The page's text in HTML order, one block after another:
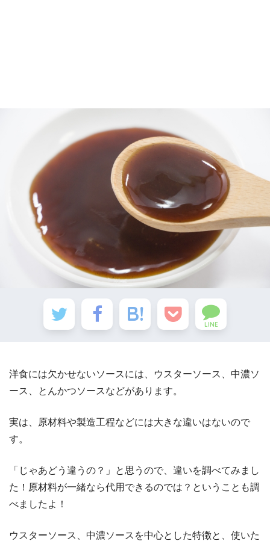
LINE
洋食には欠かせないソースには、ウスターソース、中濃ソ
ース、とんかつソースなどがあります。
実は、原材料や製造工程などには大きな違いはないので
す。
「じゃあどう違うの？」と思うので、違いを調べてみまし
た！原材料が一緒なら代用できるのでは？ということも調
べましたよ！
ウスターソース、中濃ソースを中心とした特徴と、使いた